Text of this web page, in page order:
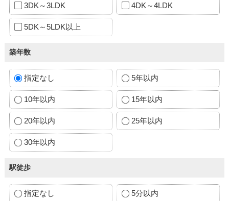
3DK～3LDK 4DK～4LDK
5DK～5LDK以上
築年数
指定なし 5年以内
10年以内 15年以内
20年以内 25年以内
30年以内
駅徒歩
指定なし 5分以内